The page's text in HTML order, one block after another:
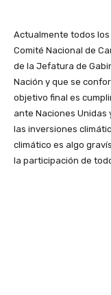
Actualmente todos
Comité Nacional de
de la Jefatura de
Nación y que se
objetivo final es
ante Naciones Unidas
las inversiones
climático es algo
la participación de